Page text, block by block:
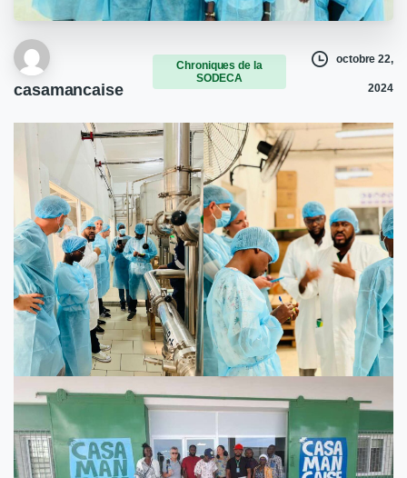
casamancaise
Chroniques de la
SODECA
octobre 22,
2024